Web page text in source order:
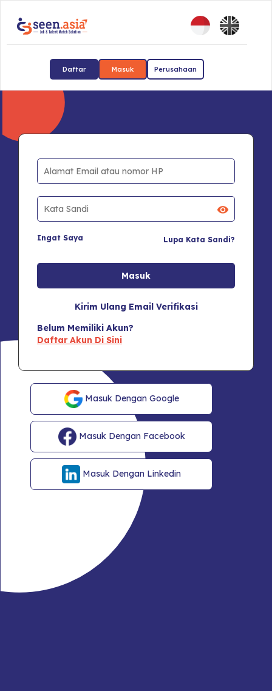
Daftar Masuk Perusahaan
Ingat Saya Lupa Kata Sandi?
Kirim Ulang Email Verifikasi
Belum Memiliki Akun?
Daftar Akun Di Sini
Masuk Dengan Google
Masuk Dengan Facebook
Masuk Dengan Linkedin